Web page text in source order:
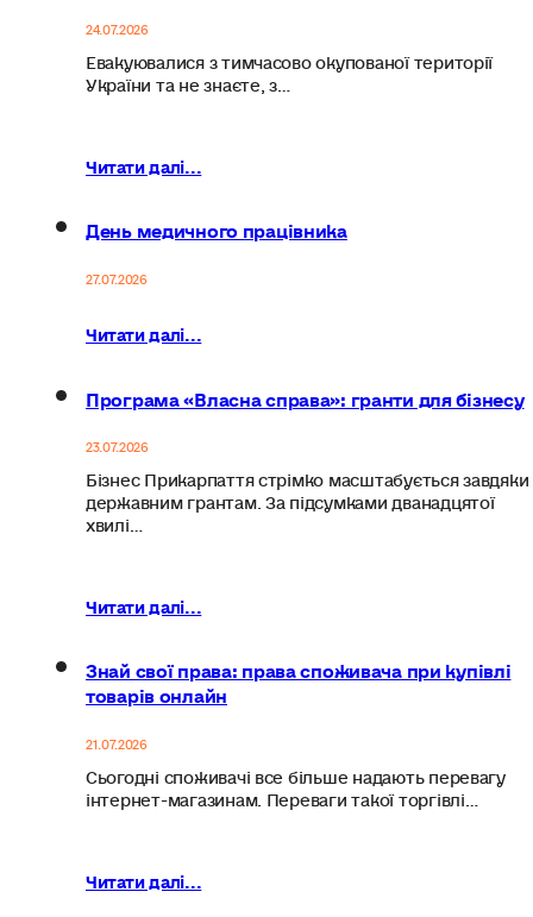
24.07.2026
Евакуювалися з тимчасово окупованої території
України та не знаєте, з…
Читати далі...
День медичного працівника
27.07.2026
Читати далі...
Програма «Власна справа»: гранти для бізнесу
23.07.2026
Бізнес Прикарпаття стрімко масштабується завдяки
державним грантам. За підсумками дванадцятої
хвилі…
Читати далі...
Знай свої права: права споживача при купівлі
товарів онлайн
21.07.2026
Сьогодні споживачі все більше надають перевагу
інтернет-магазинам. Переваги такої торгівлі…
Читати далі...